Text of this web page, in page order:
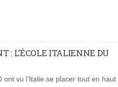
: L’ÉCOLE ITALIENNE DU
ont vu l’Italie se placer tout en haut